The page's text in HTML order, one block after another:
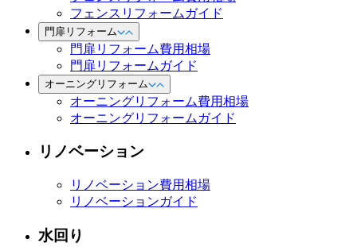
フェンスリフォームガイド
門扉リフォーム
門扉リフォーム費用相場
門扉リフォームガイド
オーニングリフォーム
オーニングリフォーム費用相場
オーニングリフォームガイド
リノベーション
リノベーション費用相場
リノベーションガイド
水回り